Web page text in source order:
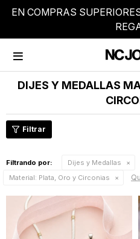
EN COMPRAS

DIJES Y MEDALLAS
Filtrando por:
Dijes y Medallas
Material: Plata, Oro y Circonias